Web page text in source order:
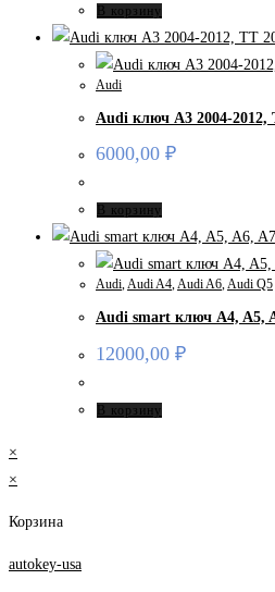
В корзину
Audi
Audi ключ A3 2004-2012,
6000,00 ₽
В корзину
Audi,Audi A4,Audi A6,Audi Q5
Audi smart ключ A4, A5,
12000,00 ₽
В корзину
×
×
Корзина
autokey-usa